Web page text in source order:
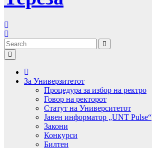
За Универзитетот
Процедура за избор на ректро
Говор на ректорот
Статут на Университетот
Јавен информатор „UNT Pulse“
Закони
Конкурси
Билтен